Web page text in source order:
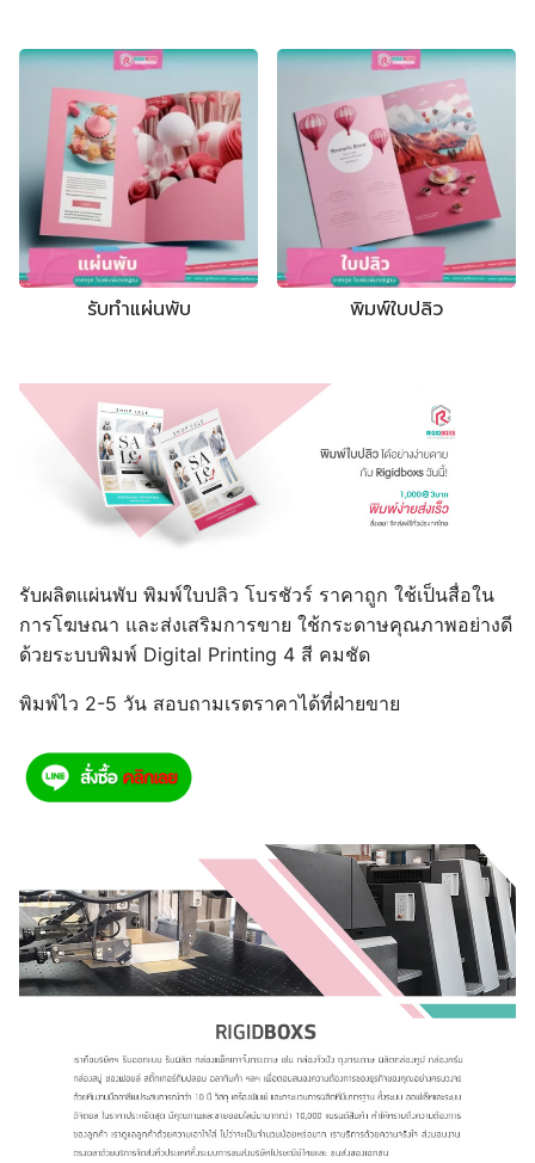
กล่องฝาเปิดหนังสือ มีแม่เหล็ก
กล่องจั่วปังลิ้นชัก
รับทำแผ่นพับ พิมพ์ใบปลิว
รับผลิตแผ่นพับ พิมพ์ใบปลิว โบรชัวร์ ราคาถูก ใช้เป็นสื่อใน
การโฆษณา และส่งเสริมการขาย ใช้กระดาษคุณภาพอย่างดี
ด้วยระบบพิมพ์ Digital Printing 4 สี คมชัด
พิมพ์ไว 2-5 วัน สอบถามเรตราคาได้ที่ฝ่ายขาย